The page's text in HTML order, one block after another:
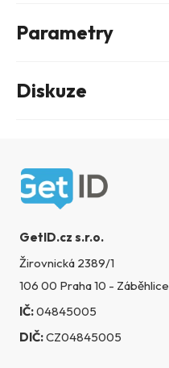
Parametry
Diskuze
Zápatí
GetID.cz s.r.o.
Žirovnická 2389/1
106 00 Praha 10 - Záběhlice
IČ:04845005
DIČ:CZ04845005